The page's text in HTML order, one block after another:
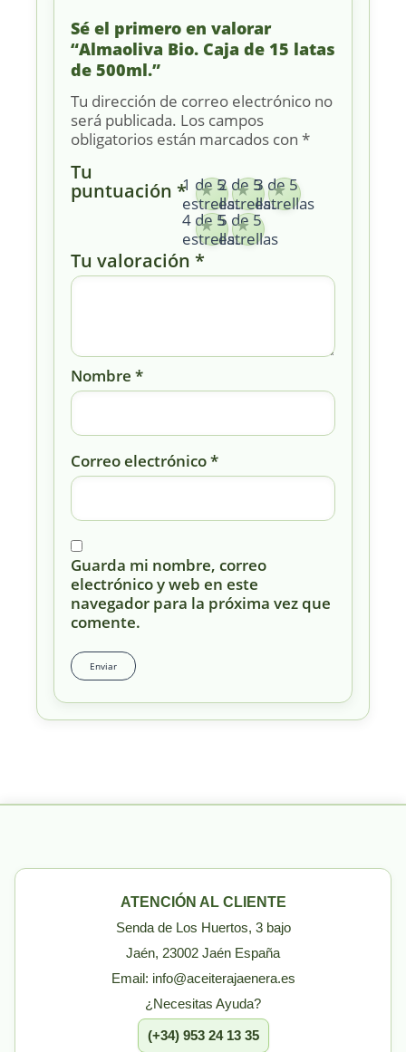
Sé el primero en valorar
“Almaoliva Bio. Caja de 15 latas
de 500ml.”
Tu dirección de correo electrónico no
será publicada. Los campos
obligatorios están marcados con *
Tu
puntuación *1 de 5
estrellas
2 de 5
estrellas
3 de 5
estrellas
4 de 5
estrellas
5 de 5
estrellas
Tu valoración *
Nombre *
Correo electrónico*
Guarda mi nombre, correo
electrónico y web en este
navegador para la próxima vez que
comente.
ATENCIÓN AL CLIENTE
Senda de Los Huertos, 3 bajo
Jaén, 23002 Jaén España
Email: info@aceiterajaenera.es
¿Necesitas Ayuda?
(+34) 953 24 13 35